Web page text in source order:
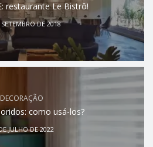
restaurante Le Bistrô!
DE 2018
DECORAÇÃO
como usá-los?
JULHO DE 2022